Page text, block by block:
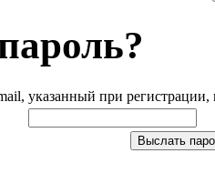
указанный при